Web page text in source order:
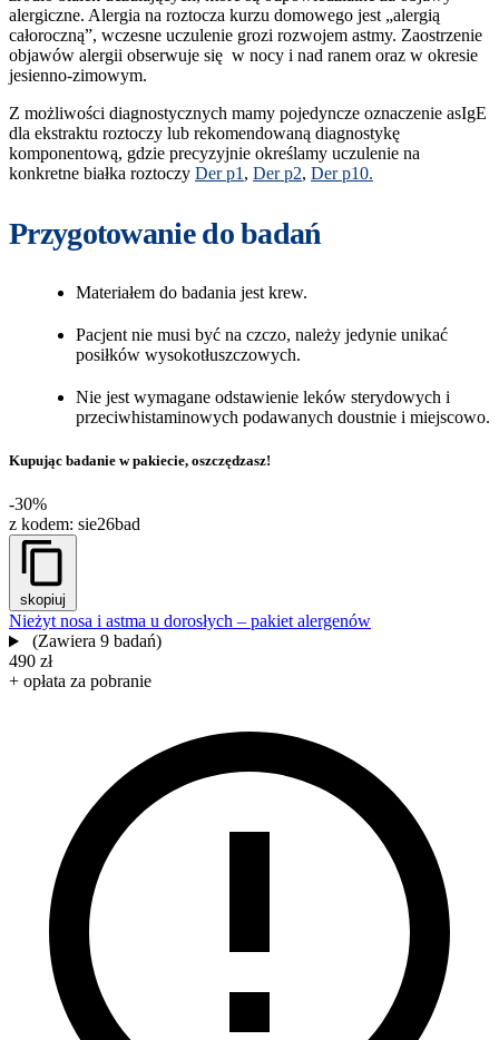
alergiczne. Alergia na roztocza kurzu domowego jest „alergią
całoroczną”, wczesne uczulenie grozi rozwojem astmy. Zaostrzenie
objawów alergii obserwuje się w nocy i nad ranem oraz w okresie
jesienno-zimowym.
Z możliwości diagnostycznych mamy pojedyncze oznaczenie asIgE
dla ekstraktu roztoczy lub rekomendowaną diagnostykę
komponentową, gdzie precyzyjnie określamy uczulenie na
konkretne białka roztoczy Der p1, Der p2, Der p10.
Przygotowanie do badań
Materiałem do badania jest krew.
Pacjent nie musi być na czczo, należy jedynie unikać
posiłków wysokotłuszczowych.
Nie jest wymagane odstawienie leków sterydowych i
przeciwhistaminowych podawanych doustnie i miejscowo.
Kupując badanie w pakiecie, oszczędzasz!
-30%
z kodem: sie26bad
skopiuj
Nieżyt nosa i astma u dorosłych – pakiet alergenów
(Zawiera 9 badań)
490 zł
+ opłata za pobranie